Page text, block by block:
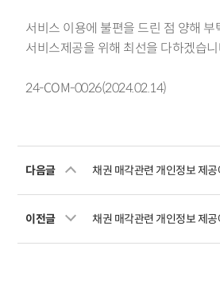
서비스 이용에 불편을 드린 점 양해 부
서비스제공을 위해 최선을 다하겠습니
24-COM-0026(2024.02.14)
다음글
이전글